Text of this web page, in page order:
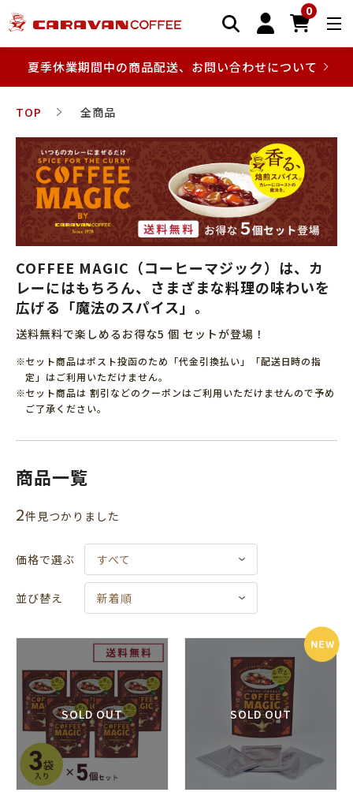
0
夏季休業期間中の商品配送、お問い合わせについて
TOP 全商品
COFFEE MAGIC（コーヒーマジック）は、カ
レーにはもちろん、さまざまな料理の味わいを
広げる「魔法のスパイス」。
送料無料で楽しめるお得な5 個 セットが登場！
セット商品はポスト投函のため「代金引換払い」「配送日時の指
定」はご利用いただけません。
セット商品は 割引などのクーポンはご利用いただけませんので予め
ご了承ください。
商品一覧
2件⾒つかりました
価格で選ぶ すべて
並び替え 新着順